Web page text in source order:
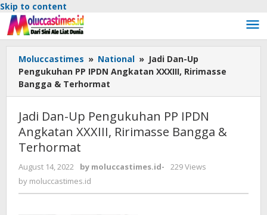
Skip to content
Moluccastimes » National » Jadi Dan-Up
Pengukuhan PP IPDN Angkatan XXXIII, Ririmasse
Bangga & Terhormat
Jadi Dan-Up Pengukuhan PP IPDN
Angkatan XXXIII, Ririmasse Bangga &
Terhormat
August 14, 2022 by moluccastimes.id-
229 Views
by moluccastimes.id